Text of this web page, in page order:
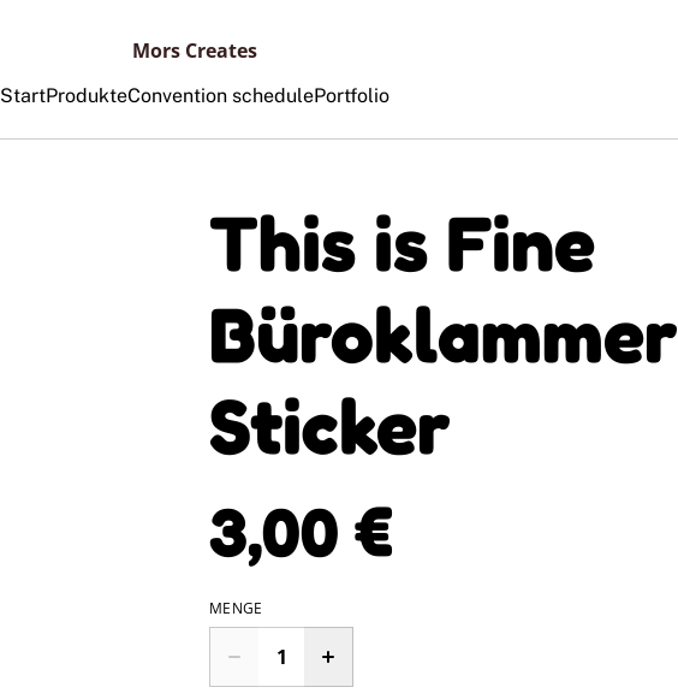
Mors Creates
StartProdukteConvention schedulePortfolio
This is Fine
Büroklammer
Sticker
3,00 €
MENGE